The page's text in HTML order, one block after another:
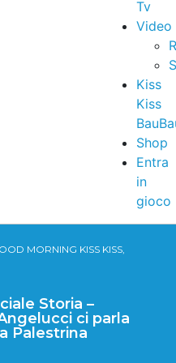
Tv
Video
Kiss
Kiss
Shop
Entra
in
gioco
MORNING KISS KISS,
Storia –
ci parla
Palestrina